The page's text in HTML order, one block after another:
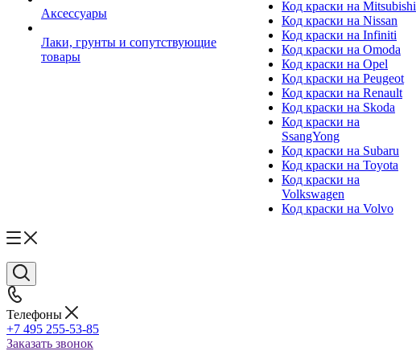
Аксессуары
Лаки, грунты и сопутствующие
товары
Код краски на Mitsubishi
Код краски на Nissan
Код краски на Infiniti
Код краски на Omoda
Код краски на Opel
Код краски на Peugeot
Код краски на Renault
Код краски на Skoda
Код краски на
SsangYong
Код краски на Subaru
Код краски на Toyota
Код краски на
Volkswagen
Код краски на Volvo
Телефоны
+7 495 255-53-85
Заказать звонок